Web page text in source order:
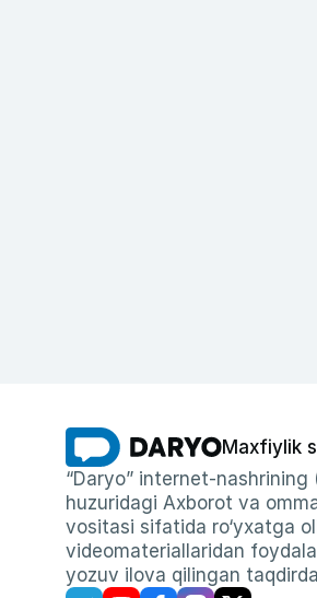
Maxfiylik
“Daryo” internet-
huzuridagi Axborot va
vositasi sifatida ro‘yxatga
videomateriallaridan
yozuv ilova qilingan taqdirda